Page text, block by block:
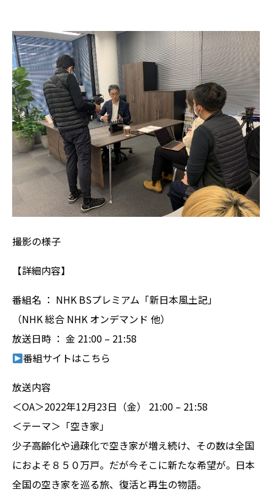
撮影の様子
【詳細内容】
番組名 ： NHK BSプレミアム「新日本風土記」
（NHK 総合 NHK オンデマンド 他）
放送日時 ： 金 21:00 – 21:58
番組サイトはこちら
放送内容
＜OA＞2022年12月23日（金） 21:00 – 21:58
＜テーマ＞「空き家」
少子高齢化や過疎化で空き家が増え続け、その数は全国
におよそ８５０万戸。だが今そこに新たな希望が。日本
全国の空き家を巡る旅、復活と再生の物語。